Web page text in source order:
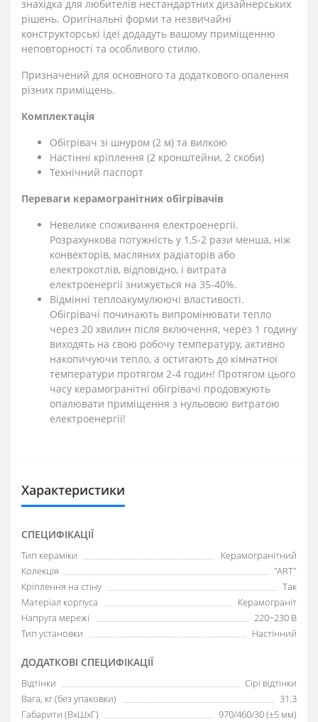
знахідка для любителів нестандартних дизайнерських
рішень. Оригінальні форми та незвичайні
конструкторські ідеї додадуть вашому приміщенню
неповторності та особливого стилю.
Призначений для основного та додаткового опалення
різних приміщень.
Комплектація
Обігрівач зі шнуром (2 м) та вилкою
Настінні кріплення (2 кронштейни, 2 скоби)
Технічний паспорт
Переваги керамогранітних обігрівачів
Невелике споживання електроенергії.
Розрахункова потужність у 1,5-2 рази менша, ніж
конвекторів, масляних радіаторів або
електрокотлів, відповідно, і витрата
електроенергії знижується на 35-40%.
Відмінні теплоакумулюючі властивості.
Обігрівачі починають випромінювати тепло
через 20 хвилин після включення, через 1 годину
виходять на свою робочу температуру, активно
накопичуючи тепло, а остигають до кімнатної
температури протягом 2-4 годин! Протягом цього
часу керамогранітні обігрівачі продовжують
опалювати приміщення з нульовою витратою
електроенергії!
Характеристики
СПЕЦИФІКАЦІЇ
Тип кераміки
Керамогранітний
Колекція
"ART"
Кріплення на стіну
Так
Матеріал корпуса
Керамограніт
Напруга мережі
220~230 В
Тип установки
Настінний
ДОДАТКОВІ СПЕЦИФІКАЦІЇ
Відтінки
Сірі відтінки
Вага, кг (без упаковки)
31.3
Габарити (ВхШхГ)
970/460/30 (±5 мм)